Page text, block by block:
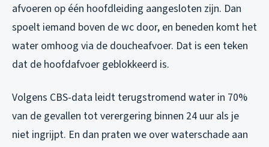
afvoeren op één hoofdleiding aangesloten zijn. Dan
spoelt iemand boven de wc door, en beneden komt het
water omhoog via de doucheafvoer. Dat is een teken
dat de hoofdafvoer geblokkeerd is.
Volgens CBS-data leidt terugstromend water in 70%
van de gevallen tot verergering binnen 24 uur als je
niet ingrijpt. En dan praten we over waterschade aan